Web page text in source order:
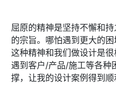
屈原的精神是坚持不懈和
的宗旨。哪怕遇到更大的困
这种精神和我们做设计是
遇到客户/产品/施工等各种
撑，让我的设计案例得到顺